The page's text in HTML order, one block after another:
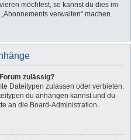
möchtest, so kannst du dies im
verwalten“ machen.
zulässig?
Dateitypen zulassen oder verbieten.
du anhängen kannst und du
an die Board-Administration.